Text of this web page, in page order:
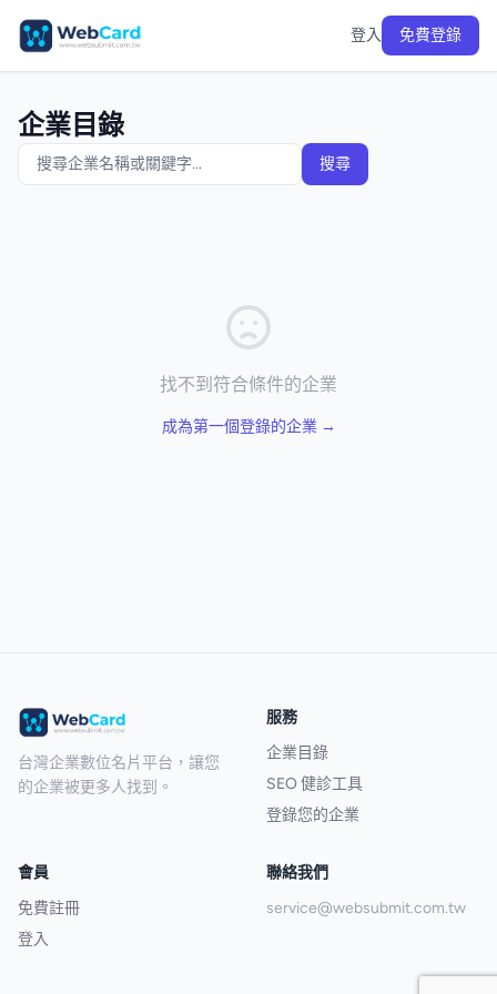
登入 免費登錄
企業目錄
搜尋
找不到符合條件的企業
成為第一個登錄的企業 →
台灣企業數位名片平台，讓您
的企業被更多人找到。
服務
企業目錄
SEO 健診工具
登錄您的企業
會員
免費註冊
登入
聯絡我們
service@websubmit.com.tw